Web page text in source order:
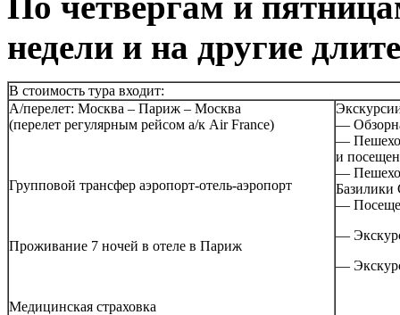
недели и на другие
В стоимость тура входит:
А/перелет: Москва – Париж – Москва
(перелет регулярным рейсом а/к Air France)
Групповой трансфер аэропорт-отель-аэропорт
Проживание 7 ночей в отеле в Париж
Медицинская страховка
—
—
и
—
Базилики
—
—
—